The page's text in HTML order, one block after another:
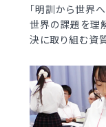
オープンス
日々の学習
年間行事カ
諸経費
入試日程・
高校オープ
高校1日体
「明訓から世界
世界の課題を理
決に取り組む資